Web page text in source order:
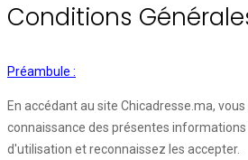
Conditions
Préambule :
En accédant au site Chicadresse.ma,
connaissance des présentes
d'utilisation et reconnaissez les accepter.